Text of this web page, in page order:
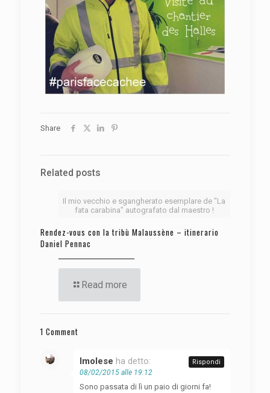
Share
Related posts
Il mio vecchio e sgangherato esemplare de "La
fata carabina" autografato dal maestro !
Rendez-vous con la tribù Malaussène – itinerario
Daniel Pennac
Read more
1 Comment
Imolese ha detto:
08/02/2015 alle 19:12
Sono passata di lì un paio di giorni fa!
Rispondi